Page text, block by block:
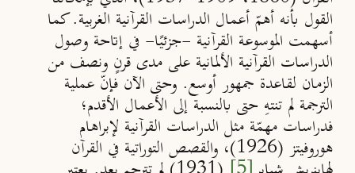
القول بأنه أهمّ أعمال الدراسات القرآنية الغربية. كما
أسهمت الموسوعة القرآنية -جزئيًا- في إتاحة وصول
الدراسات القرآنية الألمانية على مدى قرنٍ ونصف من
الزمان لقاعدة جمهور أوسع. وحتى الآن فإنّ عملية
الترجمة لم تنتهِ حتى بالنسبة إلى الأعمال الأقدم؛
فدراسات مهمّة مثل الدراسات القرآنية لإبراهام
هوروفيتز (1926)، والقصص التوراتية في القرآن